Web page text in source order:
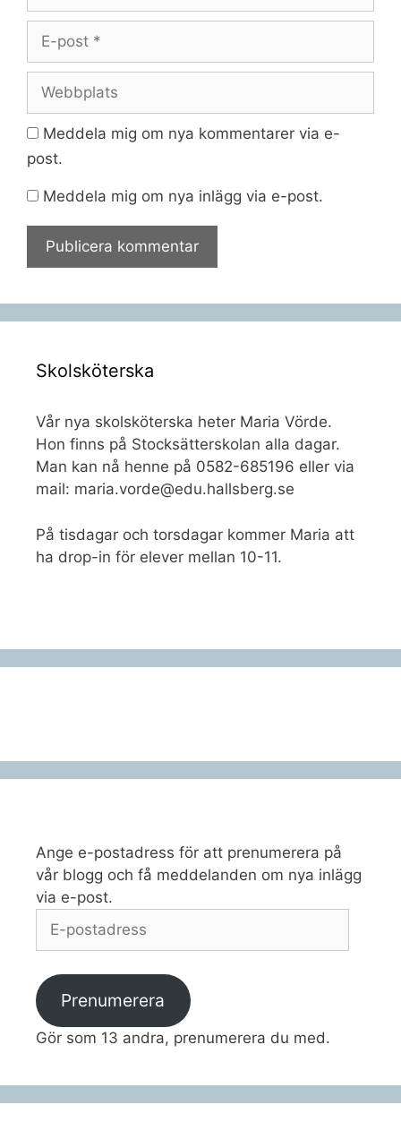
Webbplats
Meddela mig om nya kommentarer via e-
post.
Meddela mig om nya inlägg via e-post.
Skolsköterska
Vår nya skolsköterska heter Maria Vörde.
Hon finns på Stocksätterskolan alla dagar.
Man kan nå henne på 0582-685196 eller via
mail: maria.vorde@edu.hallsberg.se
På tisdagar och torsdagar kommer Maria att
ha drop-in för elever mellan 10-11.
Ange e-postadress för att prenumerera på
vår blogg och få meddelanden om nya inlägg
via e-post.
postadress
Prenumerera
Gör som 13 andra, prenumerera du med.